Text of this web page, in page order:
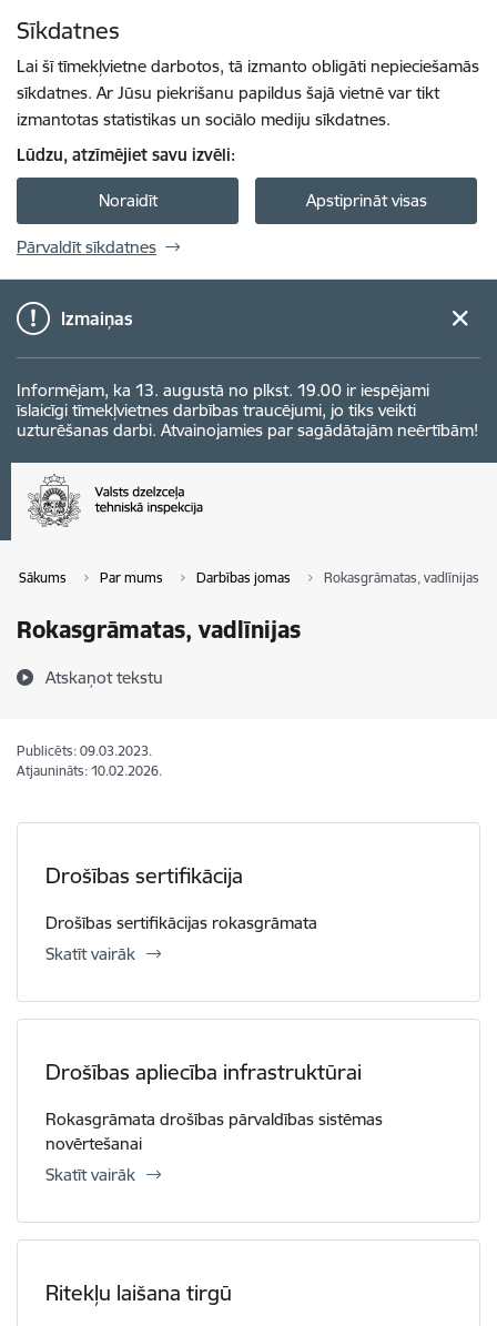
Sīkdatnes
Lai šī tīmekļvietne darbotos, tā izmanto obligāti nepieciešamās
sīkdatnes. Ar Jūsu piekrišanu papildus šajā vietnē var tikt
izmantotas statistikas un sociālo mediju sīkdatnes.
Lūdzu, atzīmējiet savu izvēli:
Noraidīt Apstiprināt visas
Pārvaldīt sīkdatnes
Izmaiņas
Informējam, ka 13. augustā no plkst. 19.00 ir iespējami
īslaicīgi tīmekļvietnes darbības traucējumi, jo tiks veikti
uzturēšanas darbi. Atvainojamies par sagādātajām neērtībām!
Sākums Par mums Darbības jomas Rokasgrāmatas, vadlīnijas
Rokasgrāmatas, vadlīnijas
Atskaņot tekstu
Publicēts: 09.03.2023.
Atjaunināts: 10.02.2026.
Drošības sertifikācija
Drošības sertifikācijas rokasgrāmata
Skatīt vairāk
Drošības apliecība infrastruktūrai
Rokasgrāmata drošības pārvaldības sistēmas
novērtešanai
Skatīt vairāk
Ritekļu laišana tirgū